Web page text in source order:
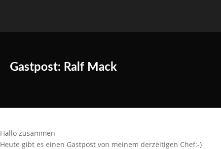
Gastpost: Ralf Mack
Hallo zusammen
Heute gibt es einen Gastpost von meinem derzeitigen Chef:-)